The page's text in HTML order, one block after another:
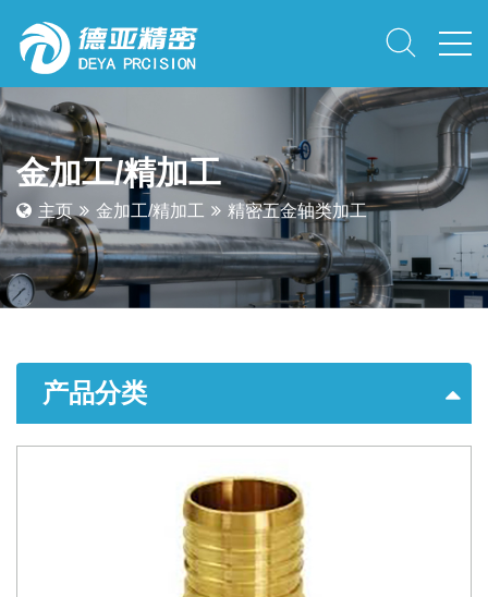
金加工/精加工
主页 金加工/精加工 精密五金轴类加工
产品分类